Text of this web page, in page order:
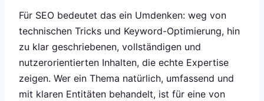
Für SEO bedeutet das ein Umdenken: weg von
technischen Tricks und Keyword-Optimierung, hin
zu klar geschriebenen, vollständigen und
nutzerorientierten Inhalten, die echte Expertise
zeigen. Wer ein Thema natürlich, umfassend und
mit klaren Entitäten behandelt, ist für eine von